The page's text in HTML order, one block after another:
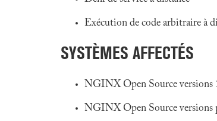
Exécution de code arbitraire à
SYSTÈMES AFFECTÉS
NGINX Open Source versions
NGINX Open Source versions